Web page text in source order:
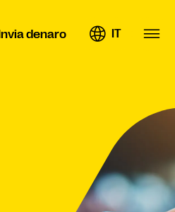
Invia denaro IT